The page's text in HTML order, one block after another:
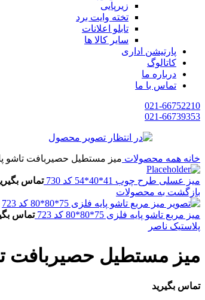
زیرپایی
تخته وایت برد
تابلو اعلانات
سایر کالا ها
پارتیشن اداری
کاتالوگ
درباره ما
تماس با ما
021-66752210
021-66739353
خانه همه محصولات میز مستطیل حصیربافت تاشو پایه فلزی
میز عسلی طرح چوب 41*40*54 کد 730
تماس
بازگشت به محصولات
میز مربع تاشو پایه فلزی 75*80*80 کد 723
تماس
پلاستیک ناصر
میز مستطیل حصیربافت تاشو پایه
تماس بگیرید